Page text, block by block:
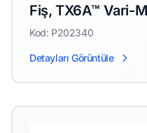
Fiş, TX6A™ Vari-
için
Kod: P202340
Detayları Görüntüle